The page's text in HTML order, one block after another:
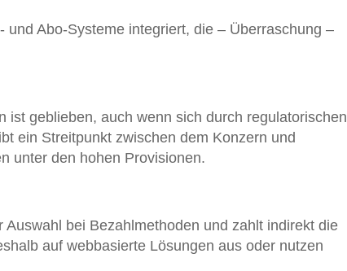
und Abo-Systeme integriert, die – Überraschung –
ist geblieben, auch wenn sich durch regulatorischen
ein Streitpunkt zwischen dem Konzern und
unter den hohen Provisionen.
bei Bezahlmethoden und zahlt indirekt die
auf webbasierte Lösungen aus oder nutzen